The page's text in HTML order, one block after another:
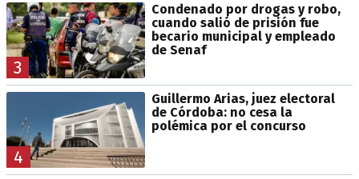
3
Condenado por drogas y robo,
cuando salió de prisión fue
becario municipal y empleado
de Senaf
4
Guillermo Arias, juez electoral
de Córdoba: no cesa la
polémica por el concurso